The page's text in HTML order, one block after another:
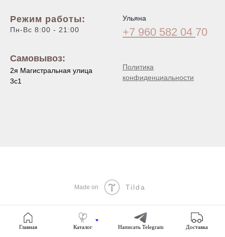
Главная Каталог Написать Telegram Доставка
Режим работы:
Пн-Вс 8:00 - 21:00
Самовывоз:
2я Магистральная улица
3с1
Ульяна
+7 960 582 04 70
Политика
конфиденциальности
Made on Tilda